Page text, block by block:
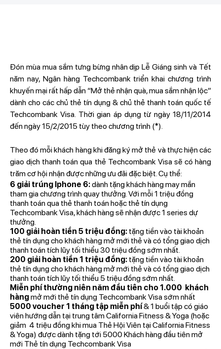
Đón mùa mua sắm tưng bừng nhân dịp Lễ Giáng sinh và Tết
năm nay, Ngân hàng Techcombank triển khai chương trình
khuyến mại rất hấp dẫn “Mở thẻ nhận quà, mua sắm nhận lộc”
dành cho các chủ thẻ tín dụng & chủ thẻ thanh toán quốc tế
Techcombank Visa. Thời gian áp dụng từ ngày 18/11/2014
đến ngày 15/2/2015 tùy theo chương trình (*).
Theo đó mỗi khách hàng khi đăng ký mở thẻ và thực hiện các
giao dịch thanh toán qua thẻ Techcombank Visa sẽ có hàng
trăm cơ hội nhận được những ưu đãi đặc biệt. Cụ thể:
6 giải trúng Iphone 6:dành tặng khách hàng may mắn
tham gia chương trình quay thưởng. Với mỗi 1 triệu đồng
thanh toán qua thẻ thanh toán hoặc thẻ tín dụng
Techcombank Visa, khách hàng sẽ nhận được 1 series dự
thưởng.
100 giải hoàn tiền 5 triệu đồng:tặng tiền vào tài khoản
thẻ tín dụng cho khách hàng mở mới thẻ và có tổng giao dịch
thanh toán tích lũy tối thiểu 30 triệu đồng sớm nhất.
200 giải hoàn tiền 1 triệu đồng:tặng tiền vào tài khoản
thẻ tín dụng cho khách hàng mở mới thẻ và có tổng giao dịch
thanh toán tích lũy tối thiểu 5 triệu đồng sớm nhất.
Miễn phí thường niên năm đầu tiên cho 1.000 khách
hàngmở mới thẻ tín dụng Techcombank Visa sớm nhất
5000 voucher 1 tháng tập miễn phí& 1 buổi tập có giáo
viên hướng dẫn tại trung tâm California Fitness & Yoga (hoặc
giảm 4 triệu đồng khi mua Thẻ Hội Viên tại California Fitness
& Yoga) được dành tặng tới 5000 Khách hàng đầu tiên mở
mới Thẻ tín dụng Techcombank Visa